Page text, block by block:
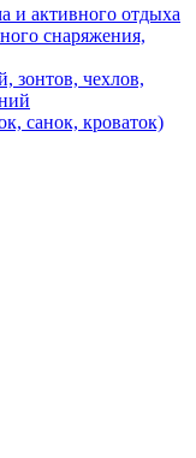
и активного отдыха
снаряжения,
зонтов, чехлов,
санок, кроваток)